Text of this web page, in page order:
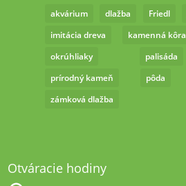
akvárium dlažba Friedl
imitácia dreva
kamenná kôra
okrúhliaky
palisáda
prírodný kameň
pôda
zámková dlažba
Otváracie hodiny